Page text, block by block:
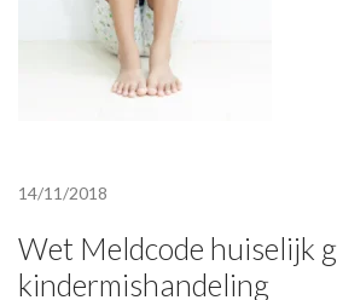
14/11/2018
Wet Meldcode huiselijk
kindermishandeling